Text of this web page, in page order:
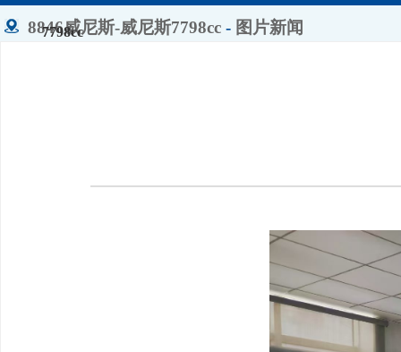
7798cc
8846威尼斯-威尼斯7798cc - 图片新闻